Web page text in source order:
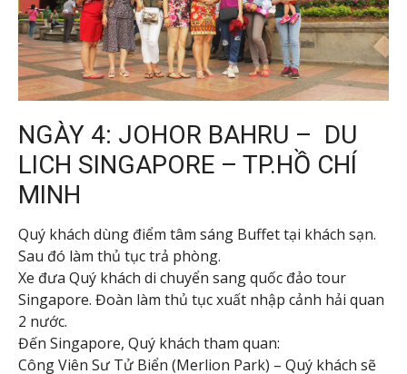
NGÀY 4: JOHOR BAHRU – DU
LICH SINGAPORE – TP.HỒ CHÍ
MINH
Quý khách dùng điểm tâm sáng Buffet tại khách sạn.
Sau đó làm thủ tục trả phòng.
Xe đưa Quý khách di chuyển sang quốc đảo tour
Singapore. Đoàn làm thủ tục xuất nhập cảnh hải quan
2 nước.
Đến Singapore, Quý khách tham quan:
Công Viên Sư Tử Biển (Merlion Park) – Quý khách sẽ